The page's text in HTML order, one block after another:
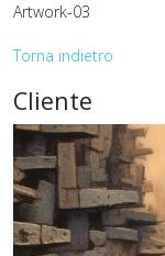
Artwork-03
Torna indietro
Cliente